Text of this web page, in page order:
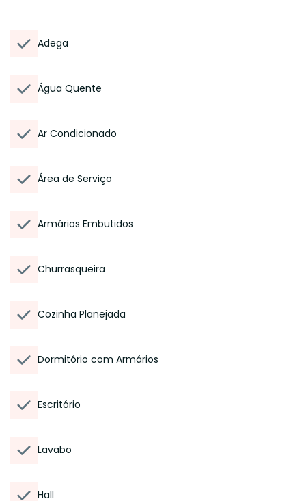
Adega
Água Quente
Ar Condicionado
Área de Serviço
Armários Embutidos
Churrasqueira
Cozinha Planejada
Dormitório com Armários
Escritório
Lavabo
Hall